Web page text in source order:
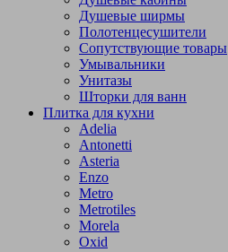
Душевые ширмы
Полотенцесушители
Сопутствующие товары
Умывальники
Унитазы
Шторки для ванн
Плитка для кухни
Adelia
Antonetti
Asteria
Enzo
Metro
Metrotiles
Morela
Oxid